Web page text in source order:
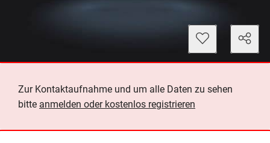
Zur Kontaktaufnahme und um alle Daten zu sehen
bitte anmelden oder kostenlos registrieren